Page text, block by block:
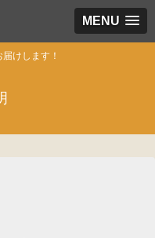
MENU
けします！